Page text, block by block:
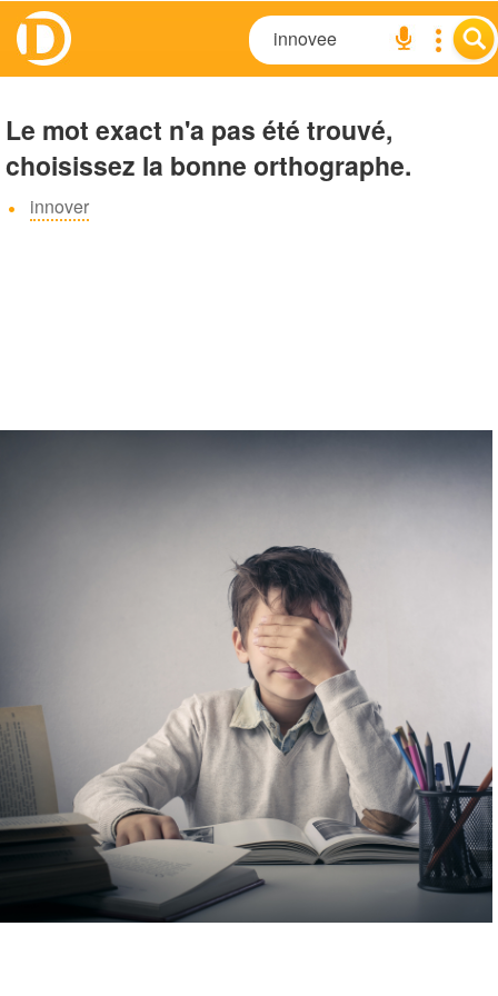
Le mot exact n'a pas été trouvé,
choisissez la bonne orthographe.
innover